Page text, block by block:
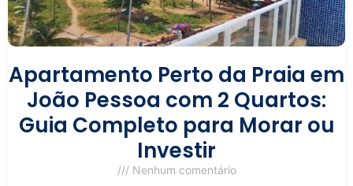
Apartamento Perto da Praia em
João Pessoa com 2 Quartos:
Guia Completo para Morar ou
Investir
Nenhum comentário